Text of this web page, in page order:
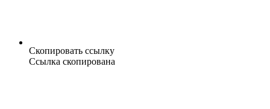
Скопировать ссылку
Ссылка скопирована